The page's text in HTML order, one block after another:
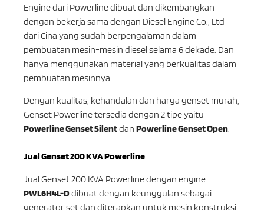
Engine dari Powerline dibuat dan dikembangkan
dengan bekerja sama dengan Diesel Engine Co., Ltd
dari Cina yang sudah berpengalaman dalam
pembuatan mesin-mesin diesel selama 6 dekade. Dan
hanya menggunakan material yang berkualitas dalam
pembuatan mesinnya.
Dengan kualitas, kehandalan dan harga genset murah,
Genset Powerline tersedia dengan 2 tipe yaitu
Powerline Genset Silentdan Powerline Genset Open.
Jual Genset 200 KVA Powerline
Jual Genset 200 KVA Powerline dengan engine
PWL6H4L-Ddibuat dengan keunggulan sebagai
generator set dan diterapkan untuk mesin konstruksi